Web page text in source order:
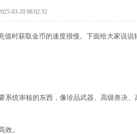
03-20 08:02:32
时获取金币的速度很慢。下面给大家说说
统审核的东西，像珍品武器、高级兽决、
效。